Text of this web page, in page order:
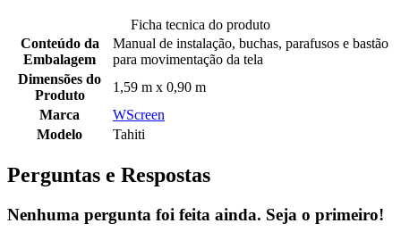
Ficha tecnica do produto
Conteúdo da
Embalagem
Manual de instalação, buchas, parafusos e bastão
para movimentação da tela
Dimensões do
Produto
1,59 m x 0,90 m
Marca
WScreen
Modelo
Tahiti
Perguntas e Respostas
Nenhuma pergunta foi feita ainda. Seja o primeiro!